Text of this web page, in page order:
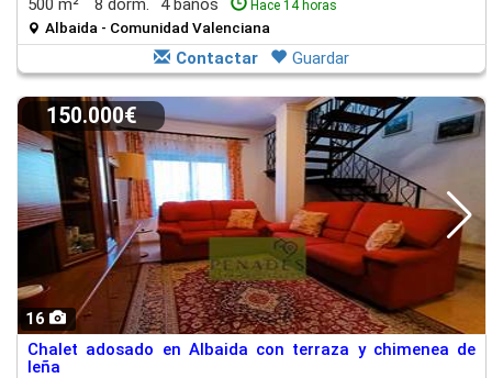
500 m² 8 dorm. 4 baños Hace 14 horas
Albaida - Comunidad Valenciana
Contactar Guardar
16
150.000€
Chalet adosado en Albaida con terraza y chimenea de
leña